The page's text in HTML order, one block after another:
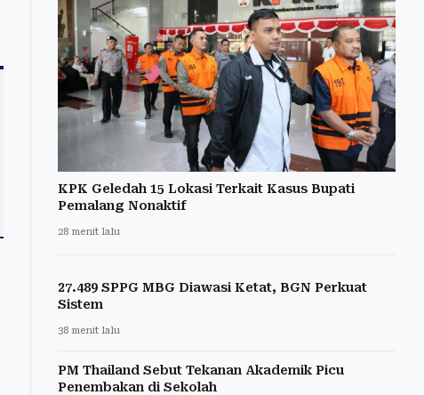
KPK Geledah 15 Lokasi Terkait Kasus Bupati
Pemalang Nonaktif
28 menit lalu
27.489 SPPG MBG Diawasi Ketat, BGN Perkuat
Sistem
38 menit lalu
PM Thailand Sebut Tekanan Akademik Picu
Penembakan di Sekolah